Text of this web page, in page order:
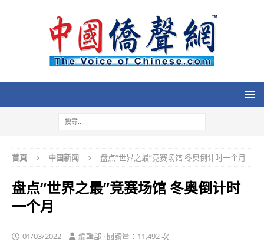
首頁 中国新闻 盘点“世界之最”竞赛场馆 冬奥倒计时一个月
盘点“世界之最”竞赛场馆 冬奥倒计时
一个月
01/03/2022 編輯部 · 閱讀量：11,492 次